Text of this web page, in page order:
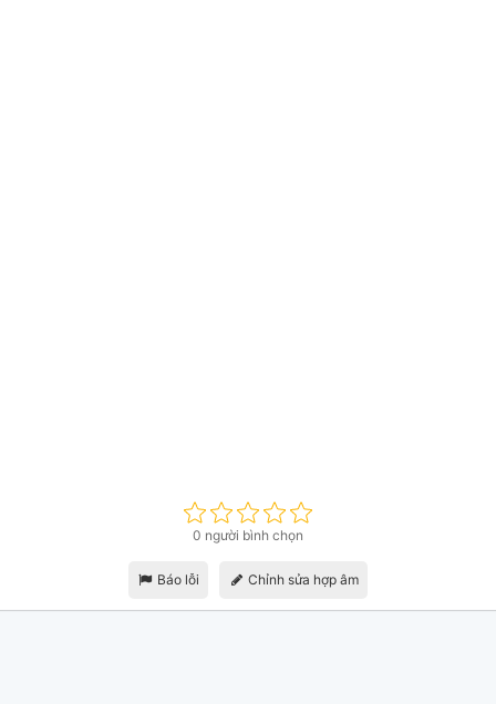
0 người bình chọn
Báo lỗi Chỉnh sửa hợp âm